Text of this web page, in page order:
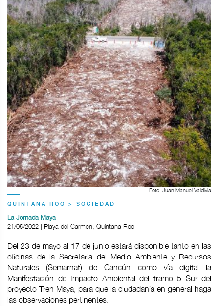
Foto: Juan Manuel Valdivia
QUINTANA ROO > SOCIEDAD
La Jornada Maya
21/05/2022 | Playa del Carmen, Quintana Roo
Del 23 de mayo al 17 de junio estará disponible tanto en las
oficinas de la Secretaría del Medio Ambiente y Recursos
Naturales (Semarnat) de Cancún como vía digital la
Manifestación de Impacto Ambiental del tramo 5 Sur del
proyecto Tren Maya, para que la ciudadanía en general haga
las observaciones pertinentes.